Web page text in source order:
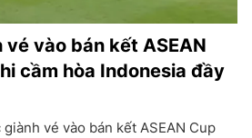
vé vào bán kết ASEAN
cầm hòa Indonesia đầy
vé vào bán kết ASEAN Cup